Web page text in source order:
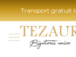
Transport gratuit